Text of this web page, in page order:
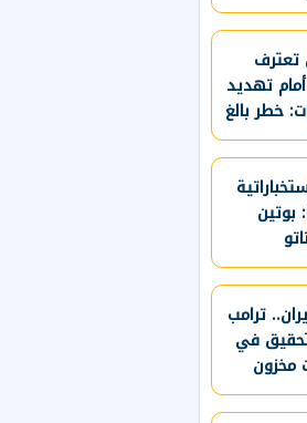
تعترف
تهديد
خطر بالغ
له حلا
بوتين
على دولة
ترامب
في
مخزون